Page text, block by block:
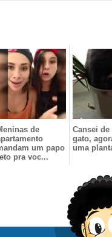
de
um papo
pra voc...
Cansei de
gato,
uma